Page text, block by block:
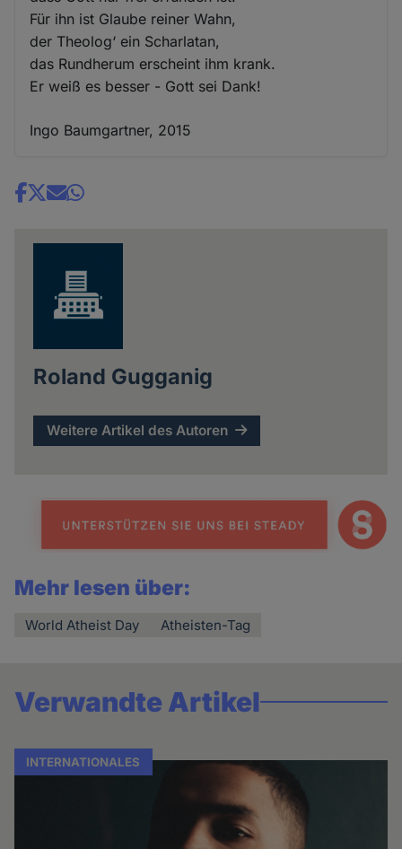
Für ihn ist Glaube reiner Wahn,
der Theolog‘ ein Scharlatan,
das Rundherum erscheint ihm krank.
Er weiß es besser - Gott sei Dank!
Ingo Baumgartner, 2015
Share
Roland Gugganig
Weitere Artikel des Autoren
Mehr lesen über:
World Atheist Day Atheisten-Tag
Verwandte Artikel
INTERNATIONALES